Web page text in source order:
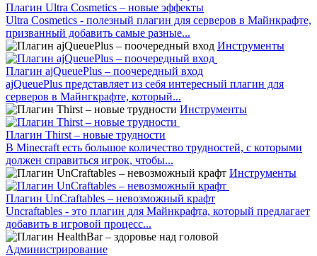
Плагин Ultra Cosmetics – новые эффекты
Ultra Cosmetics - полезный плагин для серверов в Майнкрафте,
призванный добавить самые разные...
Инструменты
Плагин ajQueuePlus – поочередный вход
ajQueuePlus представляет из себя интересный плагин для
серверов в Майнгкрафте, который...
Инструменты
Плагин Thirst – новые трудности
В Minecraft есть большое количество трудностей, с которыми
должен справиться игрок, чтобы...
Инструменты
Плагин UnCraftables – невозможный крафт
Uncraftables - это плагин для Майнкрафта, который предлагает
добавить в игровой процесс...
Администрирование